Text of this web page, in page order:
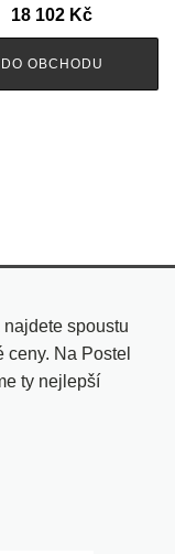
18 102 Kč
DO OBCHODU
spoustu
ceny. Na Postel
ty nejlepší